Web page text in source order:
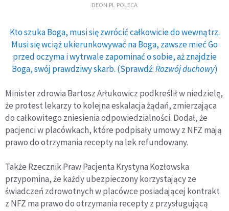
DEON.PL POLECA
Kto szuka Boga, musi się zwrócić całkowicie do wewnątrz.
Musi się wciąż ukierunkowywać na Boga, zawsze mieć Go
przed oczyma i wytrwale zapominać o sobie, aż znajdzie
Boga, swój prawdziwy skarb. (Sprawdź:Rozwój duchowy)
Minister zdrowia Bartosz Arłukowicz podkreślił w niedzielę,
że protest lekarzy to kolejna eskalacja żądań, zmierzająca
do całkowitego zniesienia odpowiedzialności. Dodał, że
pacjenci w placówkach, które podpisały umowy z NFZ mają
prawo do otrzymania recepty na lek refundowany.
Także Rzecznik Praw Pacjenta Krystyna Kozłowska
przypomina, że każdy ubezpieczony korzystający ze
świadczeń zdrowotnych w placówce posiadającej kontrakt
z NFZ ma prawo do otrzymania recepty z przysługującą